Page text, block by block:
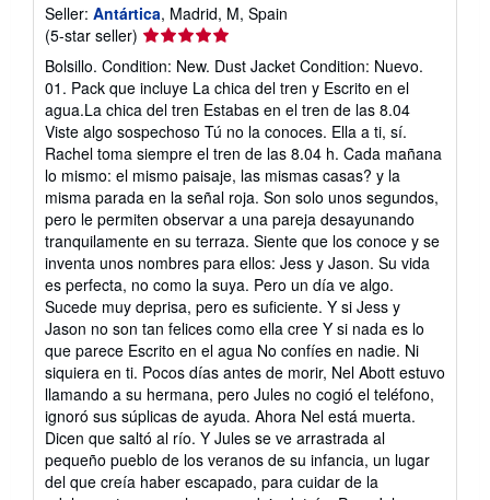
Seller: Antártica, Madrid, M, Spain
(5-star seller) Seller
rating
5
out
of
5
stars
Bolsillo. Condition: New. Dust Jacket Condition: Nuevo.
01. Pack que incluye La chica del tren y Escrito en el
agua.La chica del tren Estabas en el tren de las 8.04
Viste algo sospechoso Tú no la conoces. Ella a ti, sí.
Rachel toma siempre el tren de las 8.04 h. Cada mañana
lo mismo: el mismo paisaje, las mismas casas? y la
misma parada en la señal roja. Son solo unos segundos,
pero le permiten observar a una pareja desayunando
tranquilamente en su terraza. Siente que los conoce y se
inventa unos nombres para ellos: Jess y Jason. Su vida
es perfecta, no como la suya. Pero un día ve algo.
Sucede muy deprisa, pero es suficiente. Y si Jess y
Jason no son tan felices como ella cree Y si nada es lo
que parece Escrito en el agua No confíes en nadie. Ni
siquiera en ti. Pocos días antes de morir, Nel Abott estuvo
llamando a su hermana, pero Jules no cogió el teléfono,
ignoró sus súplicas de ayuda. Ahora Nel está muerta.
Dicen que saltó al río. Y Jules se ve arrastrada al
pequeño pueblo de los veranos de su infancia, un lugar
del que creía haber escapado, para cuidar de la